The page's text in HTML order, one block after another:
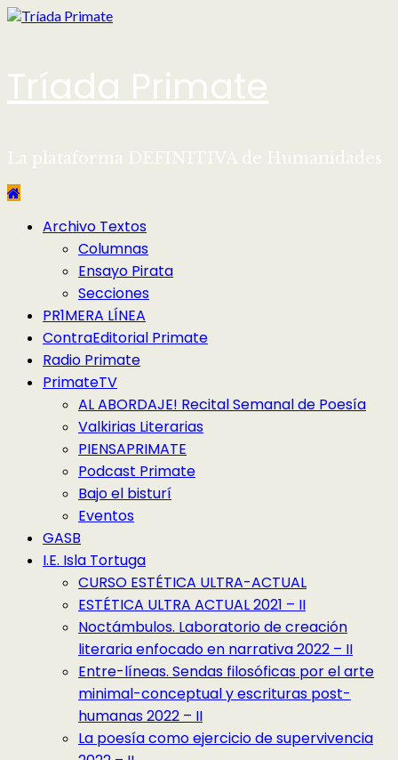
Saltar
Tríada Primate
La plataforma DEFINITIVA de Humanidades
Menú Archivo Textos
Columnas
Ensayo Pirata
Secciones
PR1MERA LÍNEA
ContraEditorial Primate
Radio Primate
PrimateTV
AL ABORDAJE! Recital Semanal de Poesía
Valkirias Literarias
PIENSAPRIMATE
Podcast Primate
Bajo el bisturí
Eventos
GASB
I.E. Isla Tortuga
CURSO ESTÉTICA ULTRA-ACTUAL
ESTÉTICA ULTRA ACTUAL 2021 – II
Noctámbulos. Laboratorio de creación
literaria enfocado en narrativa 2022 – II
Entre-líneas. Sendas filosóficas por el arte
minimal-conceptual y escrituras post-
humanas 2022 – II
La poesía como ejercicio de supervivencia